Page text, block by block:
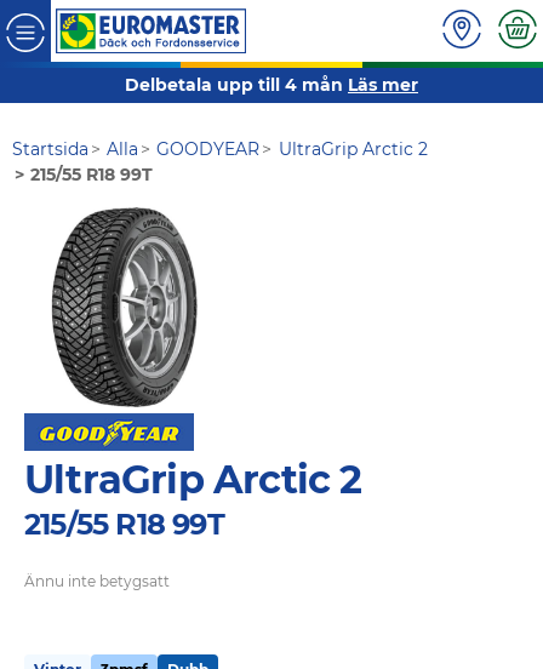
Delbetala upp till 4 mån Läs mer
Startsida Alla GOODYEAR
UltraGrip Arctic 2
215/55 R18 99T
UltraGrip Arctic 2
215/55 R18 99T
Ännu inte betygsatt